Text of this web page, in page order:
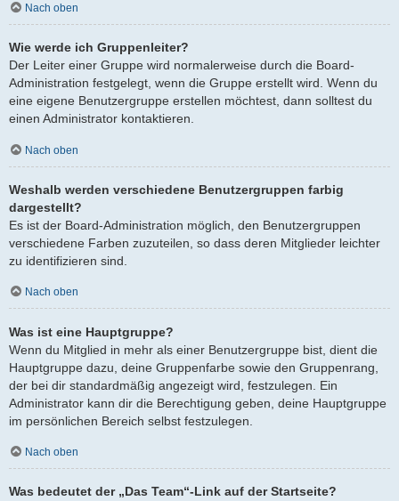
Nach oben
Wie werde ich Gruppenleiter?
Der Leiter einer Gruppe wird normalerweise durch die Board-
Administration festgelegt, wenn die Gruppe erstellt wird. Wenn du
eine eigene Benutzergruppe erstellen möchtest, dann solltest du
einen Administrator kontaktieren.
Nach oben
Weshalb werden verschiedene Benutzergruppen farbig
dargestellt?
Es ist der Board-Administration möglich, den Benutzergruppen
verschiedene Farben zuzuteilen, so dass deren Mitglieder leichter
zu identifizieren sind.
Nach oben
Was ist eine Hauptgruppe?
Wenn du Mitglied in mehr als einer Benutzergruppe bist, dient die
Hauptgruppe dazu, deine Gruppenfarbe sowie den Gruppenrang,
der bei dir standardmäßig angezeigt wird, festzulegen. Ein
Administrator kann dir die Berechtigung geben, deine Hauptgruppe
im persönlichen Bereich selbst festzulegen.
Nach oben
Was bedeutet der „Das Team“-Link auf der Startseite?